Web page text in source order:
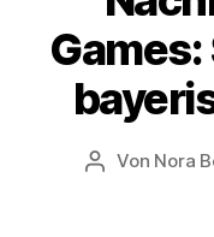
Beitragsautor
Von Nora